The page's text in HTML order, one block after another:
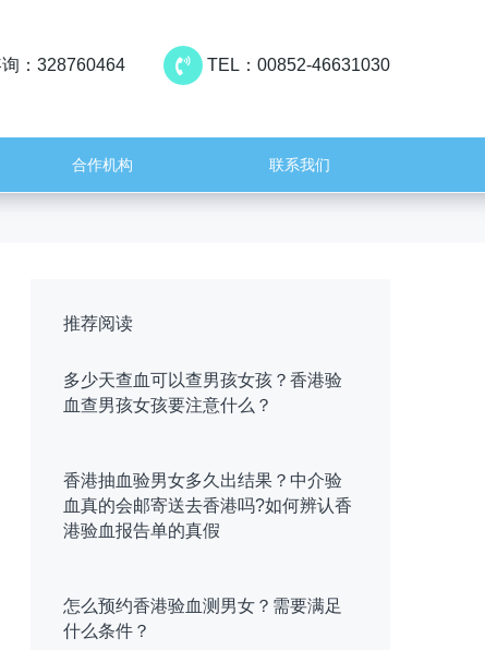
TEL：00852-46631030
：328760464
合作机构 联系我们
推荐阅读
多少天查血可以查男孩女孩？香港验
血查男孩女孩要注意什么？
香港抽血验男女多久出结果？中介验
血真的会邮寄送去香港吗?如何辨认香
港验血报告单的真假
怎么预约香港验血测男女？需要满足
什么条件？